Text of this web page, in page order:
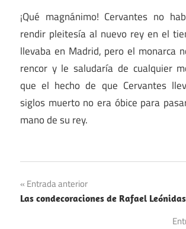
¡Qué magnánimo! Cervantes no
rendir pleitesía al nuevo rey en el
llevaba en Madrid, pero el monarca
rencor y le saludaría de cualquier
que el hecho de que Cervantes
siglos muerto no era óbice para
mano de su rey.
Navegación
de
Entrada anterior
Las condecoraciones de Rafael